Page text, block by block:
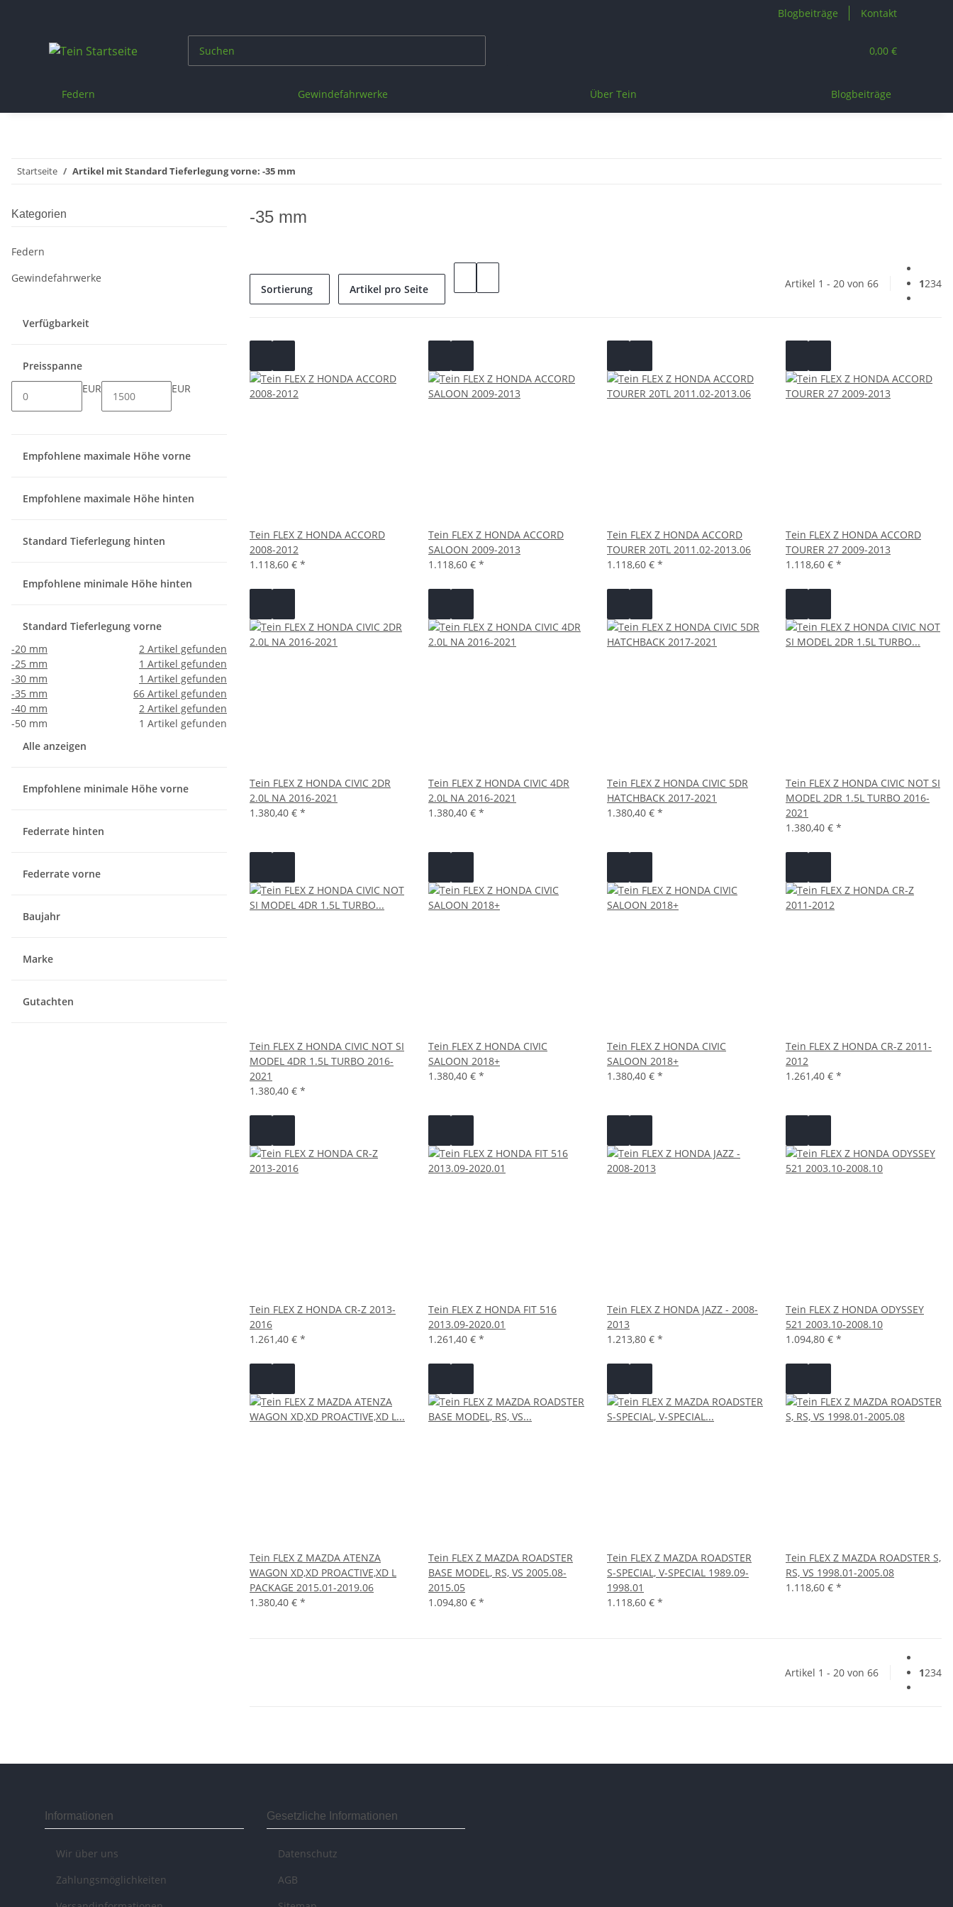
Blogbeiträge Kontakt
0,00 €
Federn Gewindefahrwerke Über Tein Blogbeiträge
Startseite Artikel mit Standard Tieferlegung vorne: -35 mm
-35 mm
Sortierung Artikel pro Seite Artikel 1 - 20 von 66 1234
Tein FLEX Z HONDA ACCORD
2008-2012
1.118,60 € *
Tein FLEX Z HONDA ACCORD
SALOON 2009-2013
1.118,60 € *
Tein FLEX Z HONDA ACCORD
TOURER 20TL 2011.02-2013.06
1.118,60 € *
Tein FLEX Z HONDA ACCORD
TOURER 27 2009-2013
1.118,60 € *
Tein FLEX Z HONDA CIVIC 2DR
2.0L NA 2016-2021
1.380,40 € *
Tein FLEX Z HONDA CIVIC 4DR
2.0L NA 2016-2021
1.380,40 € *
Tein FLEX Z HONDA CIVIC 5DR
HATCHBACK 2017-2021
1.380,40 € *
Tein FLEX Z HONDA CIVIC NOT SI
MODEL 2DR 1.5L TURBO 2016-
2021
1.380,40 € *
Tein FLEX Z HONDA CIVIC NOT SI
MODEL 4DR 1.5L TURBO 2016-
2021
1.380,40 € *
Tein FLEX Z HONDA CIVIC
SALOON 2018+
1.380,40 € *
Tein FLEX Z HONDA CIVIC
SALOON 2018+
1.380,40 € *
Tein FLEX Z HONDA CR-Z 2011-
2012
1.261,40 € *
Tein FLEX Z HONDA CR-Z 2013-
2016
1.261,40 € *
Tein FLEX Z HONDA FIT 516
2013.09-2020.01
1.261,40 € *
Tein FLEX Z HONDA JAZZ - 2008-
2013
1.213,80 € *
Tein FLEX Z HONDA ODYSSEY
521 2003.10-2008.10
1.094,80 € *
Tein FLEX Z MAZDA ATENZA
WAGON XD,XD PROACTIVE,XD L
PACKAGE 2015.01-2019.06
1.380,40 € *
Tein FLEX Z MAZDA ROADSTER
BASE MODEL, RS, VS 2005.08-
2015.05
1.094,80 € *
Tein FLEX Z MAZDA ROADSTER
S-SPECIAL, V-SPECIAL 1989.09-
1998.01
1.118,60 € *
Tein FLEX Z MAZDA ROADSTER S,
RS, VS 1998.01-2005.08
1.118,60 € *
Artikel 1 - 20 von 66 1234
Kategorien
Federn
Gewindefahrwerke
Verfügbarkeit
Preisspanne
EUR
EUR
Empfohlene maximale Höhe vorne
Empfohlene maximale Höhe hinten
Standard Tieferlegung hinten
Empfohlene minimale Höhe hinten
Standard Tieferlegung vorne
-20 mm
2 Artikel gefunden
-25 mm
1 Artikel gefunden
-30 mm
1 Artikel gefunden
-35 mm
66 Artikel gefunden
-40 mm
2 Artikel gefunden
-50 mm
1 Artikel gefunden
Alle anzeigen
Empfohlene minimale Höhe vorne
Federrate hinten
Federrate vorne
Baujahr
Marke
Gutachten
Informationen
Wir über uns
Zahlungsmöglichkeiten
Gesetzliche Informationen
Datenschutz
AGB